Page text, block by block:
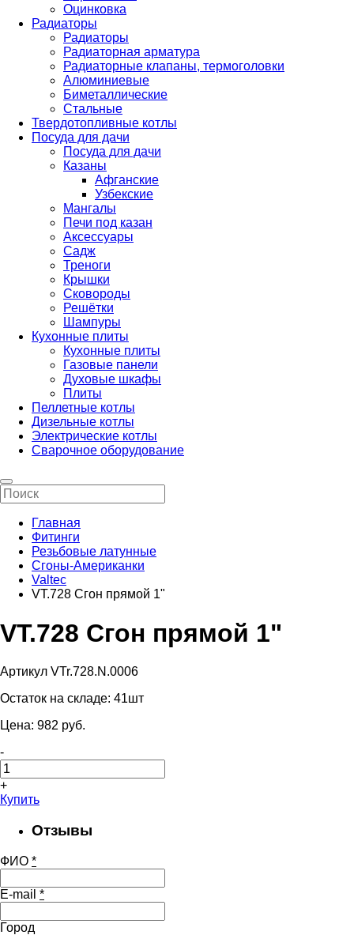
Оцинковка
Радиаторы
Радиаторы
Радиаторная арматура
Радиаторные клапаны, термоголовки
Алюминиевые
Биметаллические
Стальные
Твердотопливные котлы
Посуда для дачи
Посуда для дачи
Казаны
Афганские
Узбекские
Мангалы
Печи под казан
Аксессуары
Садж
Треноги
Крышки
Сковороды
Решётки
Шампуры
Кухонные плиты
Кухонные плиты
Газовые панели
Духовые шкафы
Плиты
Пеллетные котлы
Дизельные котлы
Электрические котлы
Сварочное оборудование
Главная
Фитинги
Резьбовые латунные
Сгоны-Американки
Valtec
VT.728 Сгон прямой 1"
VT.728 Сгон прямой 1"
Артикул VTr.728.N.0006
Остаток на складе: 41шт
Цена: 982 pуб.
-
+
Купить
Отзывы
ФИО *
E-mail *
Город